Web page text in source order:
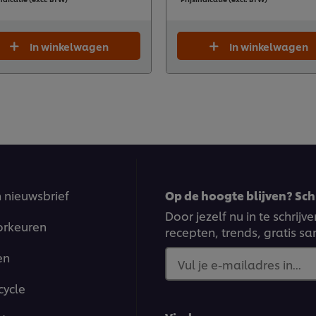
In winkelwagen In winkelwagen
nieuwsbrief
Op de hoogte blijven?
Door jezelf nu in te
recepten, trends, gratis
Vul je e-mailadres in...